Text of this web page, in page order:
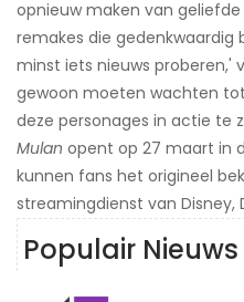
opnieuw maken van
remakes die gedenkwaardig
minst iets nieuws proberen,'
gewoon moeten wachten
deze personages in actie te
Mulan opent op 27 maart in
kunnen fans het origineel
streamingdienst van Disney,
Populair Nieuws